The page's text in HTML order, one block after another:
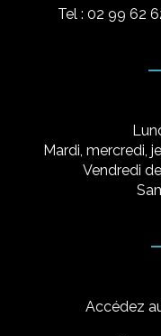
Tel : 02 99 62
Mardi, mercredi,
Vendredi
Accédez